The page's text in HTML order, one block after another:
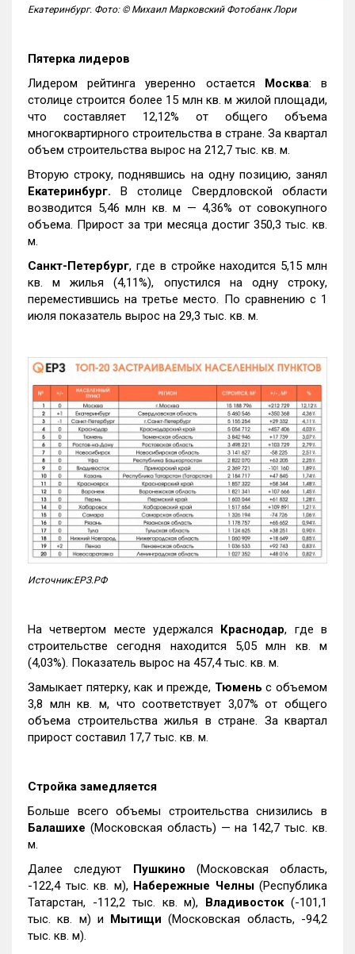
Екатеринбург. Фото: © Михаил Марковский Фотобанк Лори
Пятерка лидеров
Лидером рейтинга уверенно остается Москва: в
столице строится более 15 млн кв. м жилой площади,
что составляет 12,12% от общего объема
многоквартирного строительства в стране. За квартал
объем строительства вырос на 212,7 тыс. кв. м.
Вторую строку, поднявшись на одну позицию, занял
Екатеринбург. В столице Свердловской области
возводится 5,46 млн кв. м — 4,36% от совокупного
объема. Прирост за три месяца достиг 350,3 тыс. кв.
м.
Санкт-Петербург, где в стройке находится 5,15 млн
кв. м жилья (4,11%), опустился на одну строку,
переместившись на третье место. По сравнению с 1
июля показатель вырос на 29,3 тыс. кв. м.
Источник:ЕРЗ.РФ
На четвертом месте удержался Краснодар, где в
строительстве сегодня находится 5,05 млн кв. м
(4,03%). Показатель вырос на 457,4 тыс. кв. м.
Замыкает пятерку, как и прежде, Тюмень с объемом
3,8 млн кв. м, что соответствует 3,07% от общего
объема строительства жилья в стране. За квартал
прирост составил 17,7 тыс. кв. м.
Стройка замедляется
Больше всего объемы строительства снизились в
Балашихе (Московская область) — на 142,7 тыс. кв.
м.
Далее следуют Пушкино (Московская область,
-122,4 тыс. кв. м), Набережные Челны(Республика
Татарстан, -112,2 тыс. кв. м), Владивосток(-101,1
тыс. кв. м) и Мытищи (Московская область, -94,2
тыс. кв. м).